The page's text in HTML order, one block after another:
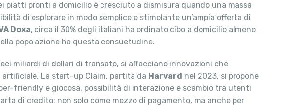
pronti a domicilio è cresciuto a dismisura quando una massa
di esplorare in modo semplice e stimolante un’ampia offerta di
Doxa, circa il 30% degli italiani ha ordinato cibo a domicilio almeno
popolazione ha questa consuetudine.
miliardi di dollari di transato, si affacciano innovazioni che
La start-up Claim, partita da Harvard nel 2023, si propone
friendly e giocosa, possibilità di interazione e scambio tra utenti
di credito: non solo come mezzo di pagamento, ma anche per